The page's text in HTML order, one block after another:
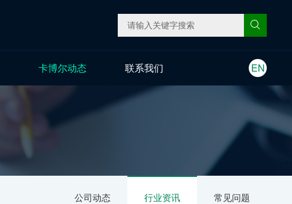
卡博尔动态 联系我们 EN
公司动态 行业资讯 常见问题